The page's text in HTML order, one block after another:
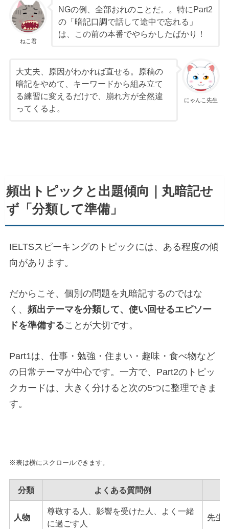
ねこ君
NGの例、全部おれのことだ。。特にPart2
の「暗記口調で話して途中で忘れる」
は、この前の本番でやらかしたばかり！
にゃんこ先生
大丈夫、原因がわかれば直せる。原稿の
暗記をやめて、キーワードから組み立て
る練習に変えるだけで、崩れ方が全然違
ってくるよ。
頻出トピックと出題傾向｜丸暗記せ
ず「分類して準備」
IELTSスピーキングのトピックには、ある程度の傾
向があります。
だからこそ、個別の問題を丸暗記するのではな
く、 頻出テーマを分類して、使い回せるエピソー
ドを準備することが大切です。
Part1は、仕事・勉強・住まい・趣味・食べ物など
の日常テーマが中心です。一方で、Part2のトピッ
クカードは、大きく分けると次の5つに整理できま
す。
※表は横にスクロールできます。
分類 よくある質問例
人物
尊敬する人、影響を受けた人、よく一緒
に過ごす人
先生